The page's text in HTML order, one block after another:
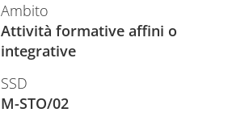
Ambito
Attività formative affini o
integrative
SSD
M-STO/02